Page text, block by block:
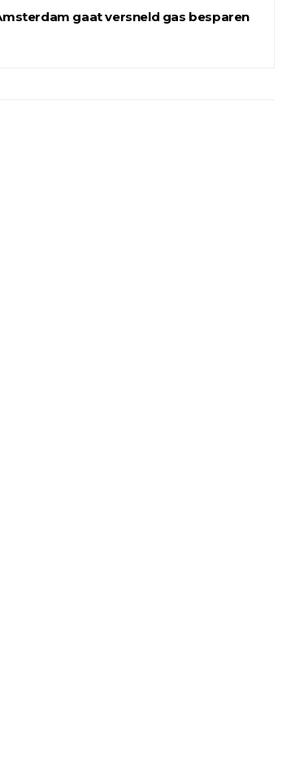
gaat versneld gas besparen